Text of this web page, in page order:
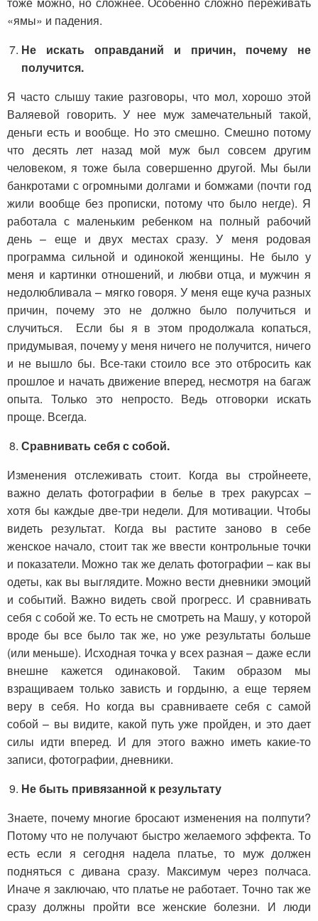
«ямы» и падения.
Не искать оправданий и причин, почему не
получится.
Я часто слышу такие разговоры, что мол, хорошо этой
Валяевой говорить. У нее муж замечательный такой,
деньги есть и вообще. Но это смешно. Смешно потому
что десять лет назад мой муж был совсем другим
человеком, я тоже была совершенно другой. Мы были
банкротами с огромными долгами и бомжами (почти год
жили вообще без прописки, потому что было негде). Я
работала с маленьким ребенком на полный рабочий
день – еще и двух местах сразу. У меня родовая
программа сильной и одинокой женщины. Не было у
меня и картинки отношений, и любви отца, и мужчин я
недолюбливала – мягко говоря. У меня еще куча разных
причин, почему это не должно было получиться и
случиться. Если бы я в этом продолжала копаться,
придумывая, почему у меня ничего не получится, ничего
и не вышло бы. Все-таки стоило все это отбросить как
прошлое и начать движение вперед, несмотря на багаж
опыта. Только это непросто. Ведь отговорки искать
проще. Всегда.
Сравнивать себя с собой.
Изменения отслеживать стоит. Когда вы стройнеете,
важно делать фотографии в белье в трех ракурсах –
хотя бы каждые две-три недели. Для мотивации. Чтобы
видеть результат. Когда вы растите заново в себе
женское начало, стоит так же ввести контрольные точки
и показатели. Можно так же делать фотографии – как вы
одеты, как вы выглядите. Можно вести дневники эмоций
и событий. Важно видеть свой прогресс. И сравнивать
себя с собой же. То есть не смотреть на Машу, у которой
вроде бы все было так же, но уже результаты больше
(или меньше). Исходная точка у всех разная – даже если
внешне кажется одинаковой. Таким образом мы
взращиваем только зависть и гордыню, а еще теряем
веру в себя. Но когда вы сравниваете себя с самой
собой – вы видите, какой путь уже пройден, и это дает
силы идти вперед. И для этого важно иметь какие-то
записи, фотографии, дневники.
Не быть привязанной к результату
Знаете, почему многие бросают изменения на полпути?
Потому что не получают быстро желаемого эффекта. То
есть если я сегодня надела платье, то муж должен
подняться с дивана сразу. Максимум через полчаса.
Иначе я заключаю, что платье не работает. Точно так же
сразу должны пройти все женские болезни. И люди